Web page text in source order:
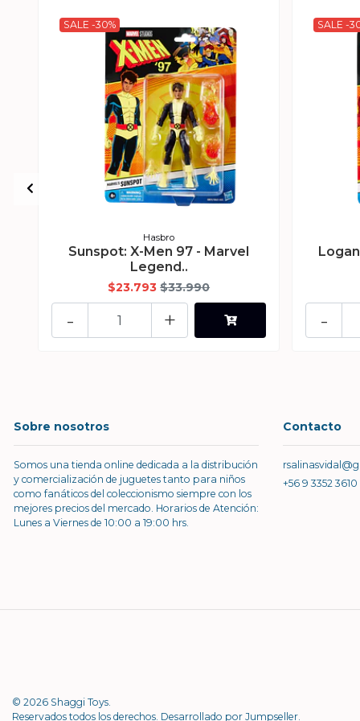
SALE -30%
Hasbro
Sunspot: X-Men 97 - Marvel
Legend..
$23.793 $33.990
+
-
SALE -
-
Sobre nosotros
Somos una tienda online dedicada a la distribución
y comercialización de juguetes tanto para niños
como fanáticos del coleccionismo siempre con los
mejores precios del mercado. Horarios de Atención:
Lunes a Viernes de 10:00 a 19:00 hrs.
Contacto
+56 9 3352 3610
© 2026 Shaggi Toys.
Reservados todos los derechos. Desarrollado por Jumpseller.